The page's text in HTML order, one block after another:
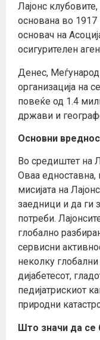
Лајонс
основана во
основач на
осигурителен
Денес,
организација на
повеќе од 1.4
држави и
Основни
Во средиштет на
Оваа едноставна,
мисијата на
заедници и да ги
потреби.
глобално
сервисни
неколку
дијабетесот,
педијатрискиот
природни
Што значи да се